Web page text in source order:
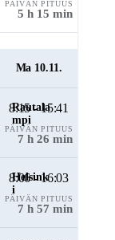
PÄIVÄN PITUUS
5 h 15 min
Ma 10.11.
8:15 - 15:41
PÄIVÄN PITUUS
7 h 26 min
8:06 - 16:03
PÄIVÄN PITUUS
7 h 57 min